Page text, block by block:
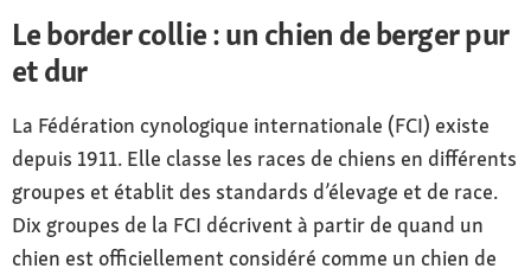
Le border collie : un chien de berger pur
et dur
La Fédération cynologique internationale (FCI) existe
depuis 1911. Elle classe les races de chiens en différents
groupes et établit des standards d’élevage et de race.
Dix groupes de la FCI décrivent à partir de quand un
chien est officiellement considéré comme un chien de